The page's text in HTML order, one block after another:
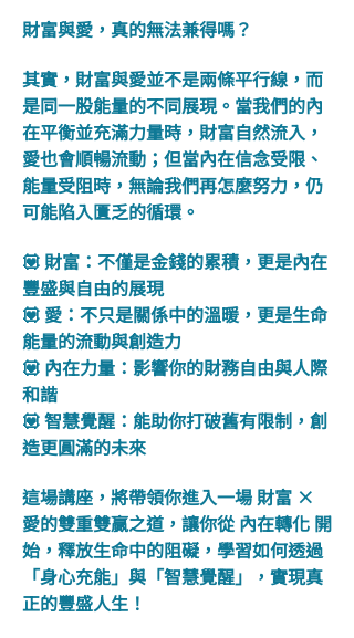
財富與愛，真的無法兼得嗎？
其實，財富與愛並不是兩條平行線，而
是同一股能量的不同展現。當我們的內
在平衡並充滿力量時，財富自然流入，
愛也會順暢流動；但當內在信念受限、
能量受阻時，無論我們再怎麼努力，仍
可能陷入匱乏的循環。
💟 財富：不僅是金錢的累積，更是內在
豐盛與自由的展現
💟 愛：不只是關係中的溫暖，更是生命
能量的流動與創造力
💟 內在力量：影響你的財務自由與人際
和諧
💟 智慧覺醒：能助你打破舊有限制，創
造更圓滿的未來
這場講座，將帶領你進入一場 財富 ×
愛的雙重雙贏之道，讓你從 內在轉化 開
始，釋放生命中的阻礙，學習如何透過
「身心充能」與「智慧覺醒」，實現真
正的豐盛人生！